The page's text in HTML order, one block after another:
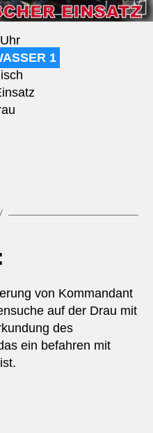
1
von Kommandant
auf der Drau mit
des
ein befahren mit